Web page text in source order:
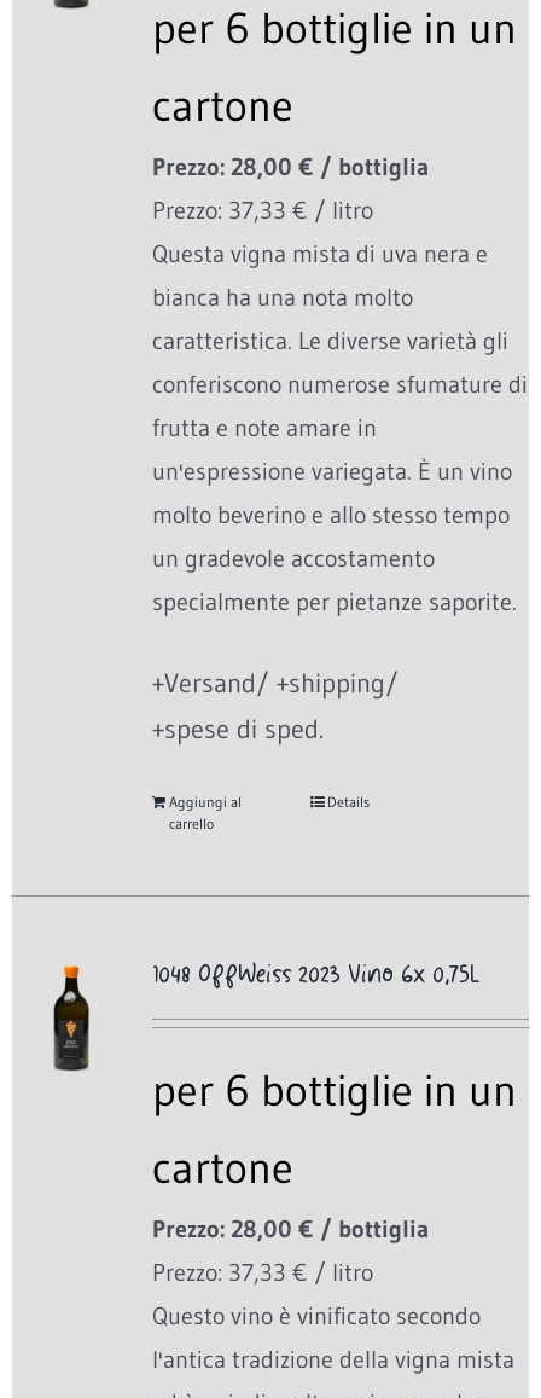
per 6 bottiglie in un
cartone
Prezzo: 28,00 € / bottiglia
Prezzo: 37,33 € / litro
Questa vigna mista di uva nera e
bianca ha una nota molto
caratteristica. Le diverse varietà gli
conferiscono numerose sfumature di
frutta e note amare in
un'espressione variegata. È un vino
molto beverino e allo stesso tempo
un gradevole accostamento
specialmente per pietanze saporite.
+Versand/ +shipping/
+spese di sped.
Aggiungi al
carrello
Details
1048 OffWeiss 2023 Vino 6x 0,75L
per 6 bottiglie in un
cartone
Prezzo: 28,00 € / bottiglia
Prezzo: 37,33 € / litro
Questo vino è vinificato secondo
l'antica tradizione della vigna mista